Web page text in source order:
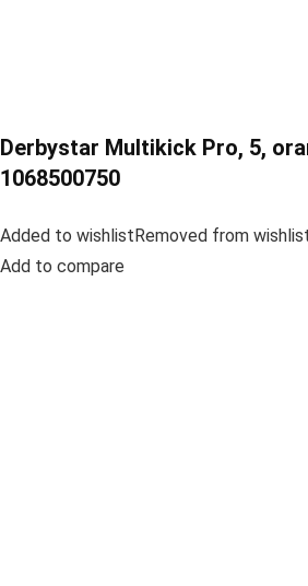
Derbystar Multikick Pro, 5,
1068500750
Added to wishlistRemoved from
Add to compare